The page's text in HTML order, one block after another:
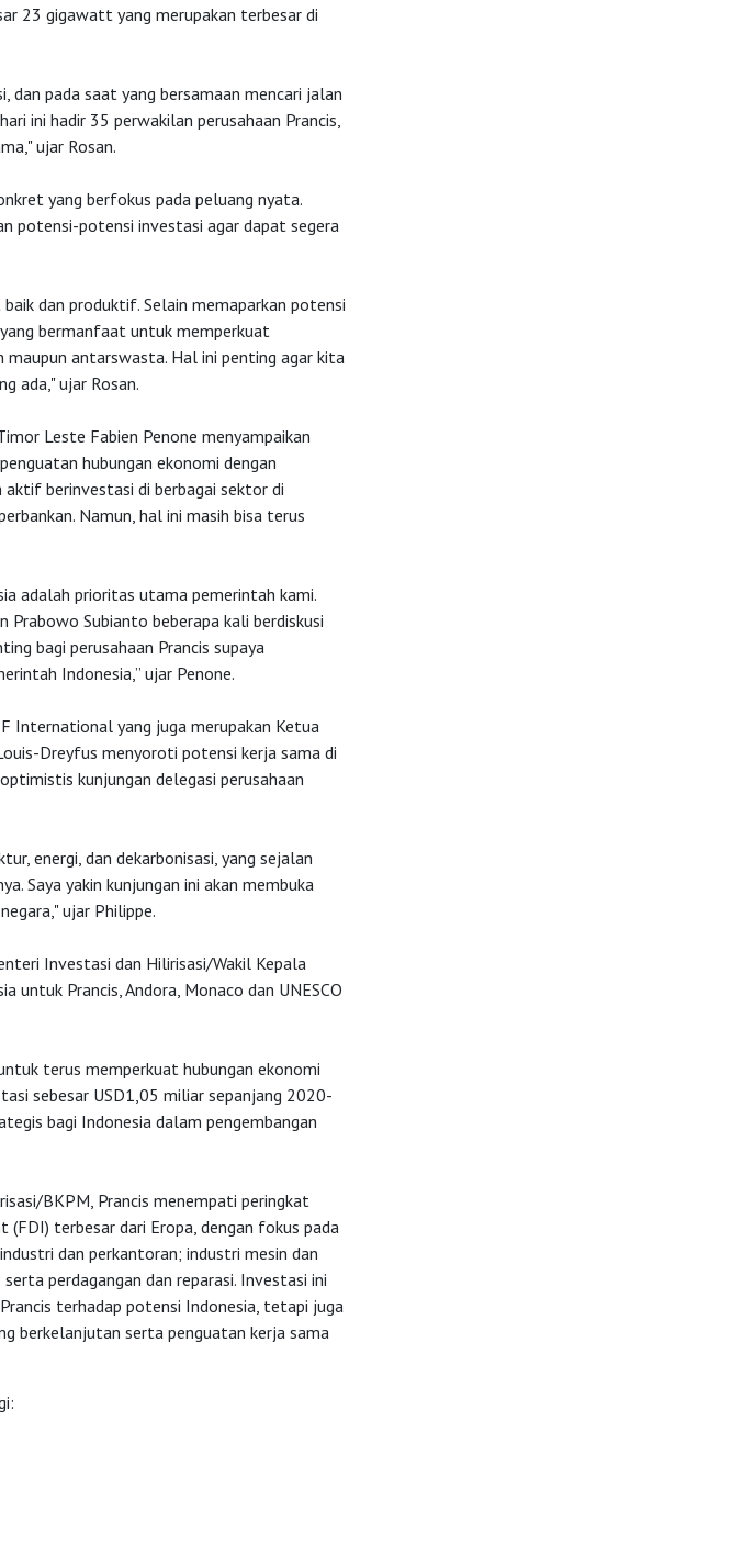
23 gigawatt yang merupakan terbesar di
dan pada saat yang bersamaan mencari jalan
ini hadir 35 perwakilan perusahaan Prancis,
ujar Rosan.
yang berfokus pada peluang nyata.
potensi-potensi investasi agar dapat segera
dan produktif. Selain memaparkan potensi
bermanfaat untuk memperkuat
antarswasta. Hal ini penting agar kita
ada," ujar Rosan.
Leste Fabien Penone menyampaikan
hubungan ekonomi dengan
aktif berinvestasi di berbagai sektor di
Namun, hal ini masih bisa terus
adalah prioritas utama pemerintah kami.
Prabowo Subianto beberapa kali berdiskusi
bagi perusahaan Prancis supaya
Indonesia,” ujar Penone.
International yang juga merupakan Ketua
Dreyfus menyoroti potensi kerja sama di
kunjungan delegasi perusahaan
energi, dan dekarbonisasi, yang sejalan
Saya yakin kunjungan ini akan membuka
ujar Philippe.
Investasi dan Hilirisasi/Wakil Kepala
untuk Prancis, Andora, Monaco dan UNESCO
terus memperkuat hubungan ekonomi
sebesar USD1,05 miliar sepanjang 2020-
bagi Indonesia dalam pengembangan
BKPM, Prancis menempati peringkat
terbesar dari Eropa, dengan fokus pada
dan perkantoran; industri mesin dan
perdagangan dan reparasi. Investasi ini
terhadap potensi Indonesia, tetapi juga
berkelanjutan serta penguatan kerja sama